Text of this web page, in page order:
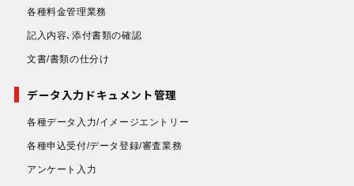
各種料金管理業務
記入内容､添付書類の確認
文書/書類の仕分け
データ入力ドキュメント管理
各種データ入力/イメージエントリー
各種申込受付/データ登録/審査業務
アンケート入力